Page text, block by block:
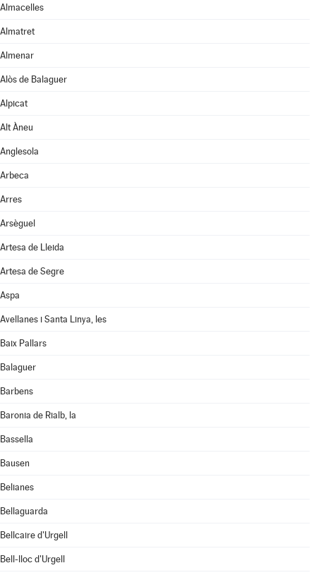
Almacelles
Almatret
Almenar
Alòs de Balaguer
Alpicat
Alt Àneu
Anglesola
Arbeca
Arres
Arsèguel
Artesa de Lleida
Artesa de Segre
Aspa
Avellanes i Santa Linya, les
Baix Pallars
Balaguer
Barbens
Baronia de Rialb, la
Bassella
Bausen
Belianes
Bellaguarda
Bellcaire d'Urgell
Bell-lloc d'Urgell